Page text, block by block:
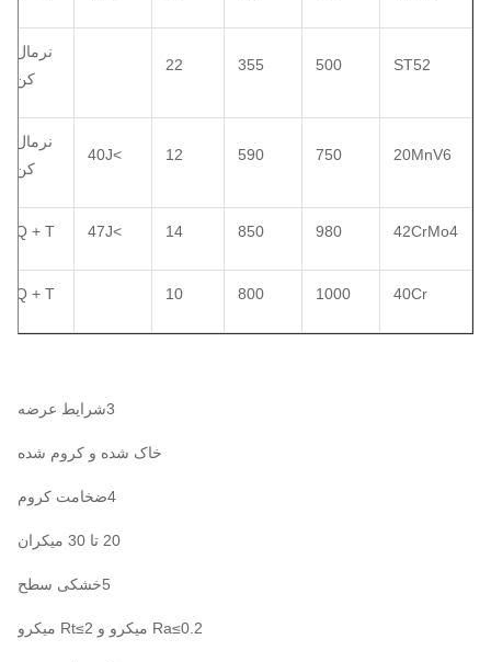
ST52
500
355
22
نرمال
کن
20MnV6
750
590
12
>40J
نرمال
کن
42CrMo4
980
850
14
>47J
Q + T
40Cr
1000
800
10
Q + T
3شرایط عرضه
خاک شده و کروم شده
4ضخامت کروم
20 تا 30 میکران
5خشکی سطح
Ra≤0.2 میکرو و Rt≤2 میکرو